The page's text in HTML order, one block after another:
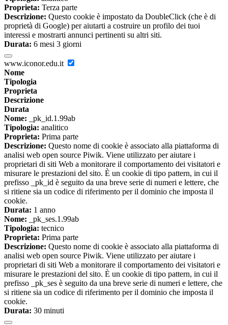
Proprieta: Terza parte
Descrizione: Questo cookie è impostato da DoubleClick (che è di
proprietà di Google) per aiutarti a costruire un profilo dei tuoi
interessi e mostrarti annunci pertinenti su altri siti.
Durata: 6 mesi 3 giorni
www.iconor.edu.it
Nome
Tipologia
Proprieta
Descrizione
Durata
Nome: _pk_id.1.99ab
Tipologia: analitico
Proprieta: Prima parte
Descrizione: Questo nome di cookie è associato alla piattaforma di
analisi web open source Piwik. Viene utilizzato per aiutare i
proprietari di siti Web a monitorare il comportamento dei visitatori e
misurare le prestazioni del sito. È un cookie di tipo pattern, in cui il
prefisso _pk_id è seguito da una breve serie di numeri e lettere, che
si ritiene sia un codice di riferimento per il dominio che imposta il
cookie.
Durata: 1 anno
Nome: _pk_ses.1.99ab
Tipologia: tecnico
Proprieta: Prima parte
Descrizione: Questo nome di cookie è associato alla piattaforma di
analisi web open source Piwik. Viene utilizzato per aiutare i
proprietari di siti Web a monitorare il comportamento dei visitatori e
misurare le prestazioni del sito. È un cookie di tipo pattern, in cui il
prefisso _pk_ses è seguito da una breve serie di numeri e lettere, che
si ritiene sia un codice di riferimento per il dominio che imposta il
cookie.
Durata: 30 minuti